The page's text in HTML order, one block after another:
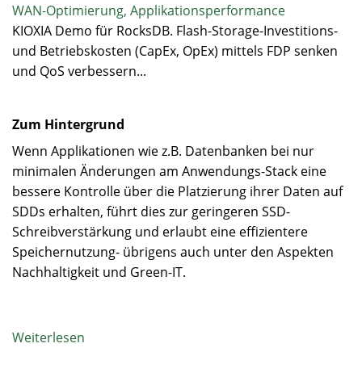
WAN-Optimierung, Applikationsperformance
KIOXIA Demo für RocksDB. Flash-Storage-Investitions-
und Betriebskosten (CapEx, OpEx) mittels FDP senken
und QoS verbessern...
Zum Hintergrund
Wenn Applikationen wie z.B. Datenbanken bei nur
minimalen Änderungen am Anwendungs-Stack eine
bessere Kontrolle über die Platzierung ihrer Daten auf
SDDs erhalten, führt dies zur geringeren SSD-
Schreibverstärkung und erlaubt eine effizientere
Speichernutzung- übrigens auch unter den Aspekten
Nachhaltigkeit und Green-IT.
Weiterlesen